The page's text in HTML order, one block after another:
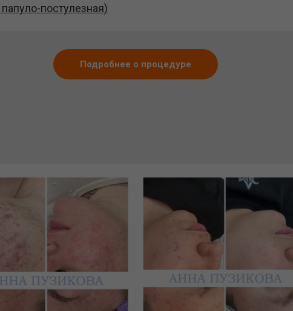
постулезная)
Подробнее о процедуре